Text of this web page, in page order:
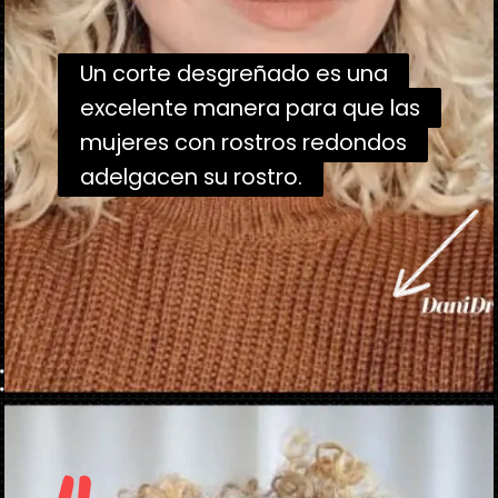
Un corte desgreñado es una
excelente manera para que las
mujeres con rostros redondos
adelgacen su rostro.
Un corte desgreñado es una
excelente manera para que las
mujeres con rostros redondos
adelgacen su rostro.